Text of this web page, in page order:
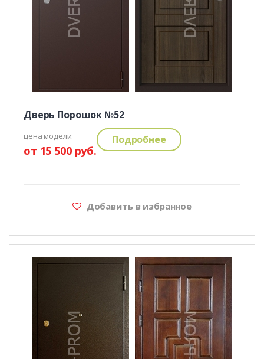
Дверь Порошок №52
цена модели:
от 15 500 руб.
Подробнее
Добавить в избранное